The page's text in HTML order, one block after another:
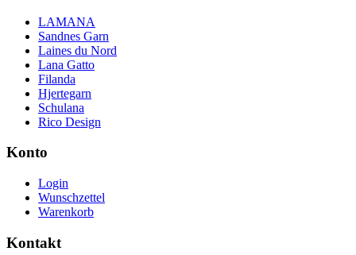
LAMANA
Sandnes Garn
Laines du Nord
Lana Gatto
Filanda
Hjertegarn
Schulana
Rico Design
Konto
Login
Wunschzettel
Warenkorb
Kontakt